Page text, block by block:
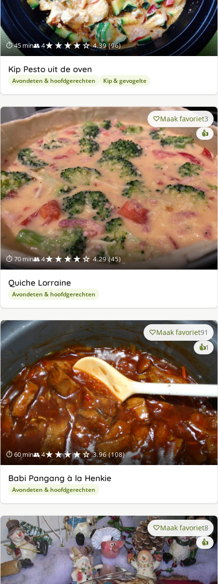
⏱ 45 min👥 4★★★★☆ 4.39 (96)
Kip Pesto uit de oven
Avondeten & hoofdgerechten Kip & gevogelte
⏱ 70 min👥 4★★★★☆ 4.29 (45)
Maak favoriet3
👍
Quiche Lorraine
Avondeten & hoofdgerechten
⏱ 60 min👥 4★★★★☆ 3.96 (108)
Maak favoriet91
👍1
Babi Pangang à la Henkie
Avondeten & hoofdgerechten
Maak favoriet8
👍